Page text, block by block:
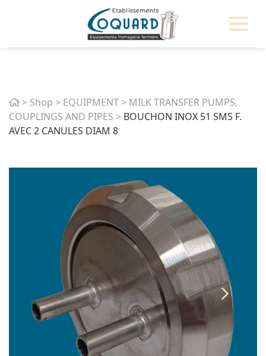
Home
> Shop > EQUIPMENT > MILK TRANSFER PUMPS,
COUPLINGS AND PIPES > BOUCHON INOX 51 SMS F.
AVEC 2 CANULES DIAM 8